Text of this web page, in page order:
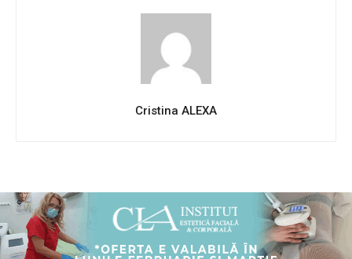
Cristina ALEXA